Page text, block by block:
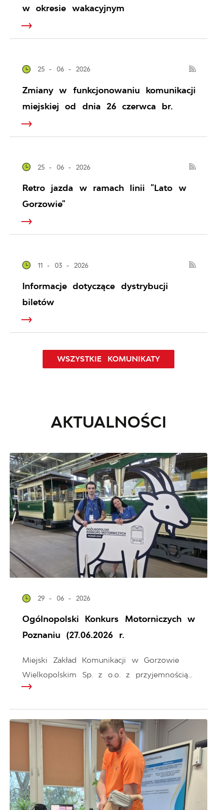
w okresie wakacyjnym
25 - 06 - 2026
Zmiany w funkcjonowaniu komunikacji
miejskiej od dnia 26 czerwca br.
25 - 06 - 2026
Retro jazda w ramach linii "Lato w
Gorzowie"
11 - 03 - 2026
Informacje dotyczące dystrybucji
biletów
WSZYSTKIE KOMUNIKATY
AKTUALNOŚCI
29 - 06 - 2026
Ogólnopolski Konkurs Motorniczych w
Poznaniu (27.06.2026 r.
Miejski Zakład Komunikacji w Gorzowie
Wielkopolskim Sp. z o.o. z przyjemnością...